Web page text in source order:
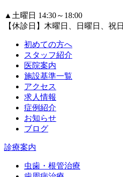
▲ 土曜日 14:30～18:00
【休診日】木曜日、日曜日、祝日
初めての方へ
スタッフ紹介
医院案内
施設基準一覧
アクセス
求人情報
症例紹介
お知らせ
ブログ
診療案内
虫歯・根管治療